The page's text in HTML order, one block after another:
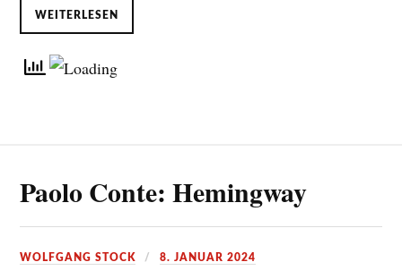
WEITERLESEN
Paolo Conte: Hemingway
WOLFGANG STOCK 8. JANUAR 2024